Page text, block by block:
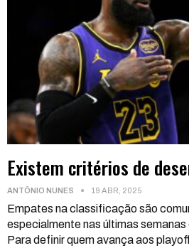
Existem critérios de
ANTÔNIO NUNES 19 ABR, 2025
Empates na classificação são
especialmente nas últimas
Para definir quem avança aos